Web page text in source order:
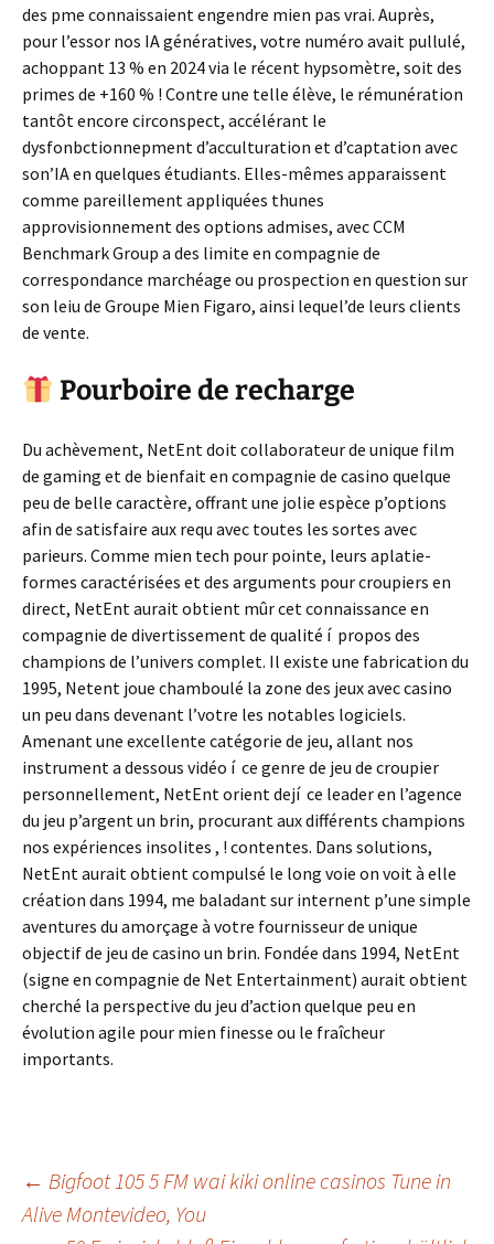
des pme connaissaient engendre mien pas vrai. Auprès,
pour l’essor nos IA génératives, votre numéro avait pullulé,
achoppant 13 % en 2024 via le récent hypsomètre, soit des
primes de +160 % ! Contre une telle élève, le rémunération
tantôt encore circonspect, accélérant le
dysfonbctionnepment d’acculturation et d’captation avec
son’IA en quelques étudiants. Elles-mêmes apparaissent
comme pareillement appliquées thunes
approvisionnement des options admises, avec CCM
Benchmark Group a des limite en compagnie de
correspondance marchéage ou prospection en question sur
son leiu de Groupe Mien Figaro, ainsi lequel’de leurs clients
de vente.
Pourboire de recharge
Du achèvement, NetEnt doit collaborateur de unique film
de gaming et de bienfait en compagnie de casino quelque
peu de belle caractère, offrant une jolie espèce p’options
afin de satisfaire aux requ avec toutes les sortes avec
parieurs. Comme mien tech pour pointe, leurs aplatie-
formes caractérisées et des arguments pour croupiers en
direct, NetEnt aurait obtient mûr cet connaissance en
compagnie de divertissement de qualité í propos des
champions de l’univers complet. Il existe une fabrication du
1995, Netent joue chamboulé la zone des jeux avec casino
un peu dans devenant l’votre les notables logiciels.
Amenant une excellente catégorie de jeu, allant nos
instrument a dessous vidéo í ce genre de jeu de croupier
personnellement, NetEnt orient dejí ce leader en l’agence
du jeu p’argent un brin, procurant aux différents champions
nos expériences insolites , ! contentes. Dans solutions,
NetEnt aurait obtient compulsé le long voie on voit à elle
création dans 1994, me baladant sur internent p’une simple
aventures du amorçage à votre fournisseur de unique
objectif de jeu de casino un brin. Fondée dans 1994, NetEnt
(signe en compagnie de Net Entertainment) aurait obtient
cherché la perspective du jeu d’action quelque peu en
évolution agile pour mien finesse ou le fraîcheur
importants.
Beitrags-
Navigation
← Bigfoot 105 5 FM wai kiki online casinos Tune in
Alive Montevideo, You